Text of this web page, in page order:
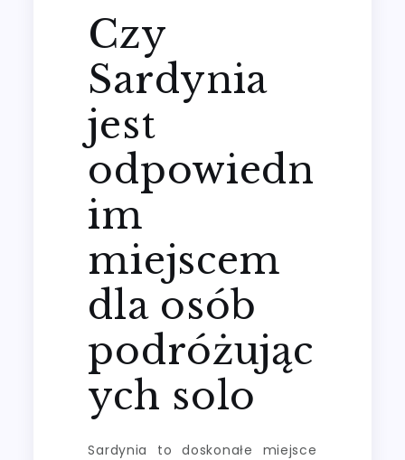
Czy
Sardynia
jest
odpowiedn
im
miejscem
dla osób
podróżując
ych solo
Sardynia to doskonałe miejsce